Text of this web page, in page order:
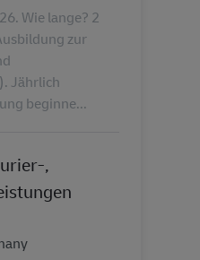
Wie lange? 2
zur
Jährlich
beginne...
,